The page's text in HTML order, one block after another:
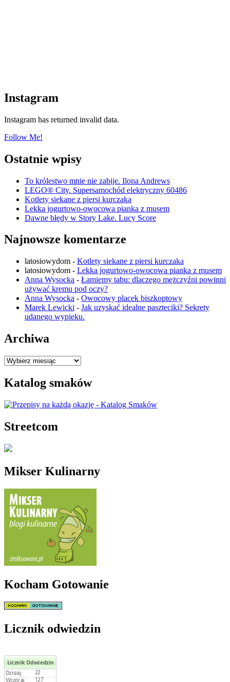
Instagram
Instagram has returned invalid data.
Follow Me!
Ostatnie wpisy
To królestwo mnie nie zabije. Ilona Andrews
LEGO® City. Supersamochód elektryczny 60486
Kotlety siekane z piersi kurczaka
Lekka jogurtowo-owocowa pianka z musem
Dawne błędy w Story Lake. Lucy Score
Najnowsze komentarze
latosiowydom - Kotlety siekane z piersi kurczaka
latosiowydom - Lekka jogurtowo-owocowa pianka z musem
Anna Wysocka - Łamiemy tabu: dlaczego mężczyźni powinni
używać kremu pod oczy?
Anna Wysocka - Owocowy placek biszkoptowy
Marek Lewicki - Jak uzyskać idealne paszteciki? Sekrety
udanego wypieku.
Archiwa
Archiwa
Katalog smaków
Streetcom
Mikser Kulinarny
Kocham Gotowanie
Licznik odwiedzin